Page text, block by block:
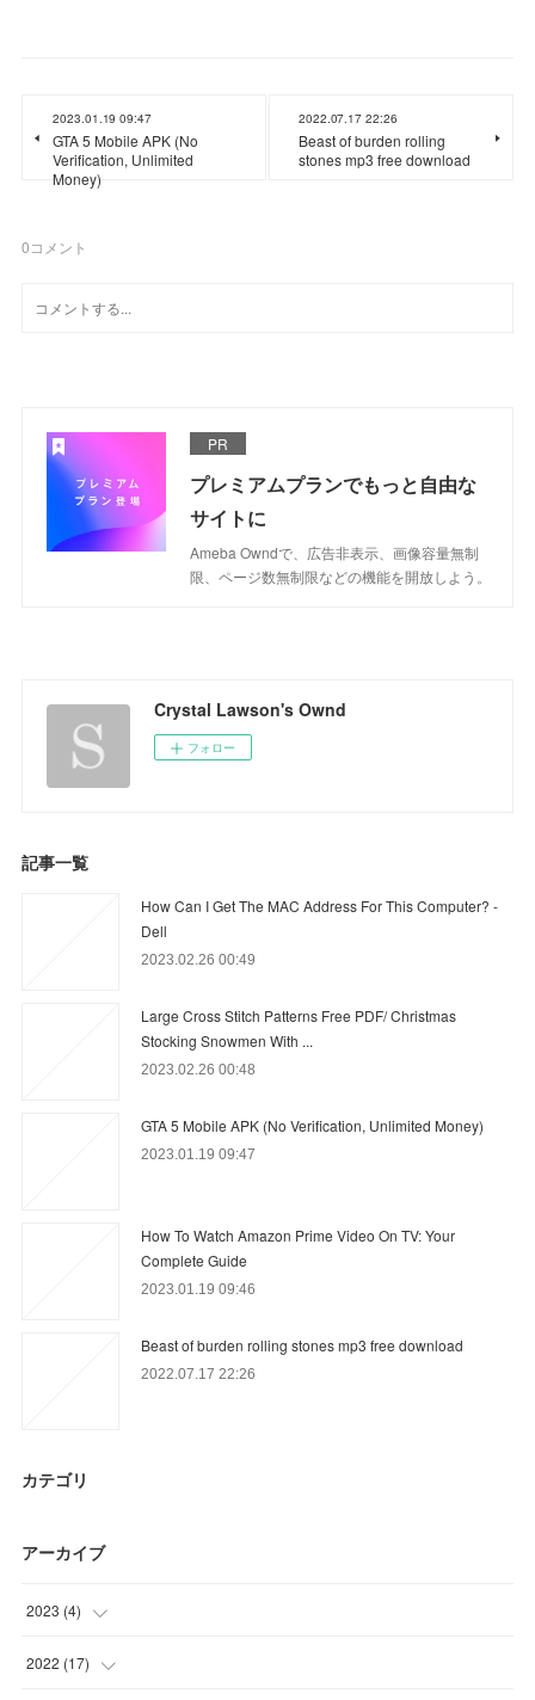
2023.01.19 09:47
GTA 5 Mobile APK (No
Verification, Unlimited
Money)
2022.07.17 22:26
Beast of burden rolling
stones mp3 free download
0コメント
PR
プレミアムプランでもっと自由な
サイトに
Ameba Owndで、広告非表示、画像容量無制
限、ページ数無制限などの機能を開放しよう。
Crystal Lawson's Ownd
フォロー
記事一覧
How Can I Get The MAC Address For This Computer? -
Dell
2023.02.26 00:49
Large Cross Stitch Patterns Free PDF/ Christmas
Stocking Snowmen With ...
2023.02.26 00:48
GTA 5 Mobile APK (No Verification, Unlimited Money)
2023.01.19 09:47
How To Watch Amazon Prime Video On TV: Your
Complete Guide
2023.01.19 09:46
Beast of burden rolling stones mp3 free download
2022.07.17 22:26
カテゴリ
アーカイブ
2023 (4)
(2
2022 (17)